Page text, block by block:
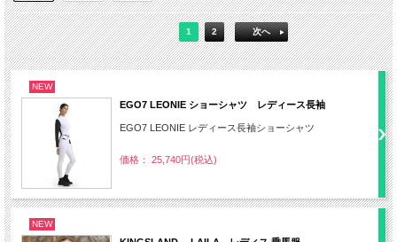
1 2 次へ
NEW
EGO7 LEONIE ショーシャツ レディース長袖
EGO7 LEONIE レディース長袖ショーシャツ
価格： 25,740円(税込)
NEW